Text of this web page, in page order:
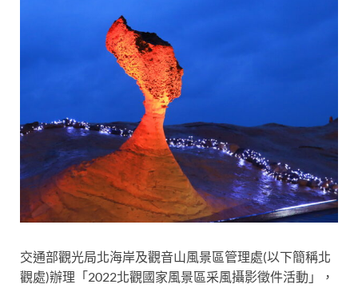
交通部觀光局北海岸及觀音山風景區管理處(以下簡稱北
觀處)辦理「2022北觀國家風景區采風攝影徵件活動」，